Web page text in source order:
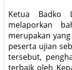
Ketua Badko
melaporkan
merupakan
peserta ujian
tersebut,
terbaik oleh